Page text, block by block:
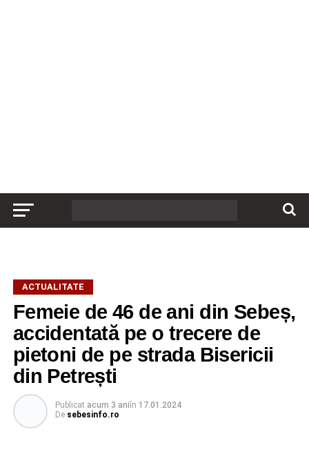
ACTUALITATE
Femeie de 46 de ani din Sebeș,
accidentată pe o trecere de
pietoni de pe strada Bisericii
din Petrești
Publicat acum 3 aniîn 17.01.2024
De sebesinfo.ro